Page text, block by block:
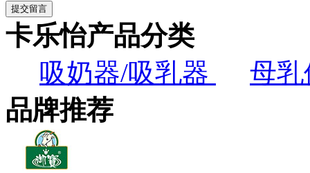
卡乐怡产品分类
吸奶器/吸乳器
母
品牌推荐